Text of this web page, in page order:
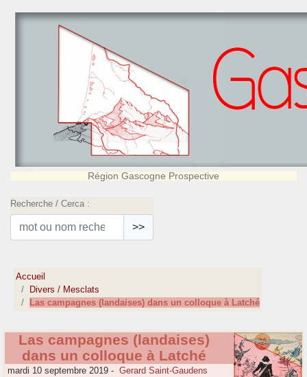
Région Gascogne Prospective
Recherche / Cerca :
>>
Accueil
Divers / Mesclats
Las campagnes (landaises) dans un colloque à Latché
Las campagnes (landaises)
dans un colloque à Latché
mardi 10 septembre 2019 - Gerard Saint-Gaudens